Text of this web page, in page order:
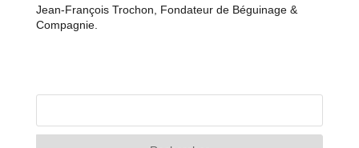
Jean-François Trochon, Fondateur de Béguinage &
Compagnie.